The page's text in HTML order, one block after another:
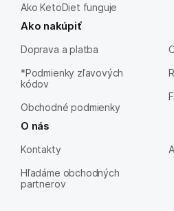
Ako KetoDiet funguje
Ako nakúpiť
Doprava a platba
*Podmienky zľavových
kódov
Obchodné podmienky
O nás
Kontakty
Hľadáme obchodných
partnerov